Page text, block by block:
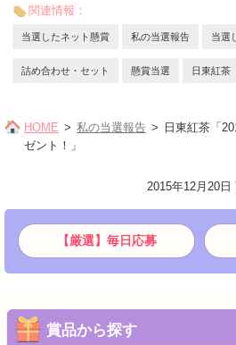
関連情報：
当選したネット懸賞 私の当選報告 当選
詰め合わせ・セット 懸賞当選 日東紅茶
HOME 私の当選報告
日東紅茶「
ゼント！」
2015年12月20日
【厳選】毎日応募
賞品から探す